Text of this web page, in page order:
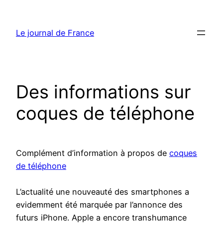
contenu
Le journal de France
Des informations sur
coques de téléphone
Complément d’information à propos de coques
de téléphone
L’actualité une nouveauté des smartphones a
evidemment été marquée par l’annonce des
futurs iPhone. Apple a encore transhumance